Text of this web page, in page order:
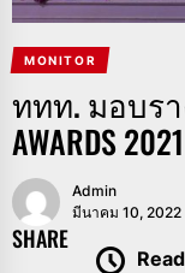
MONITOR
ททท. มอบราง
AWARDS 2021
Admin
มีนาคม 10, 2022
SHARE